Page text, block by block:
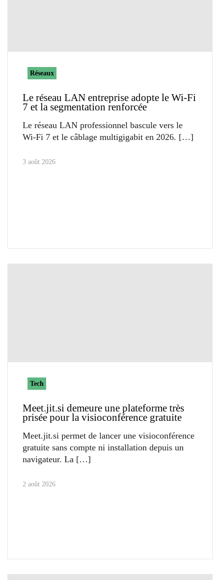
Réseaux
Le réseau LAN entreprise adopte le Wi-Fi
7 et la segmentation renforcée
Le réseau LAN professionnel bascule vers le
Wi-Fi 7 et le câblage multigigabit en 2026.
3 août 2026
Tech
Meet.jit.si demeure une plateforme très
prisée pour la visioconférence gratuite
Meet.jit.si permet de lancer une visioconférence
gratuite sans compte ni installation depuis un
navigateur. La
2 août 2026